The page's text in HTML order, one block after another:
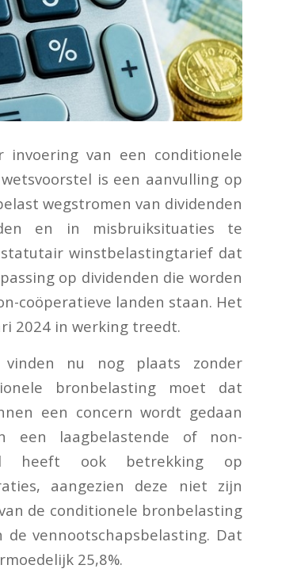
van een conditionele
is een aanvulling op
wegstromen van dividenden
en in misbruiksituaties te
winstbelastingtarief dat
op dividenden die worden
coöperatieve landen staan. Het
2024 in werking treedt.
vinden nu nog plaats zonder
bronbelasting moet dat
een concern wordt gedaan
een laagbelastende of non-
heeft ook betrekking op
aangezien deze niet zijn
de conditionele bronbelasting
vennootschapsbelasting. Dat
25,8%.